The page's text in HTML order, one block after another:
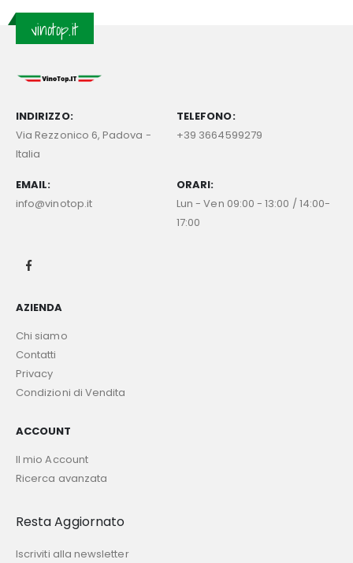
vinotop.it
INDIRIZZO:
Via Rezzonico 6, Padova -
Italia
TELEFONO:
+39 3664599279
EMAIL:
info@vinotop.it
ORARI:
Lun - Ven 09:00 - 13:00 / 14:00-
17:00
AZIENDA
Chi siamo
Contatti
Privacy
Condizioni di Vendita
ACCOUNT
Il mio Account
Ricerca avanzata
Resta Aggiornato
Iscriviti alla newsletter